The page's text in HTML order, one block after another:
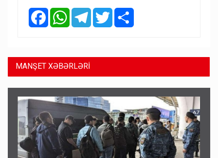
FacebookWhatsAppTelegramTwitter
MANŞET XƏBƏRLƏRİ